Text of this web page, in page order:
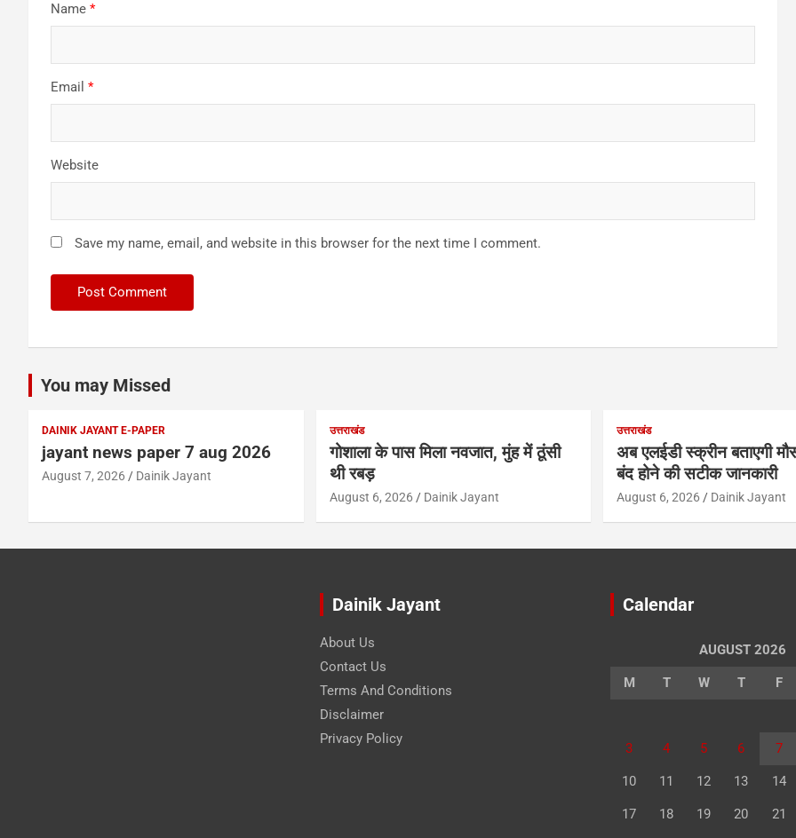
Name *
Email *
Website
Save my name, email, and website in this browser for the next time I comment.
You may Missed
DAINIK JAYANT E-PAPER
jayant news paper 7 aug 2026
August 7, 2026 Dainik Jayant
उत्तराखंड
गोशाला के पास मिला नवजात, मुंह में ठूंसी
थी रबड़
August 6, 2026 Dainik Jayant
उत्तराखंड
अब एलईडी स्क्रीन बताएगी
बंद होने की सटीक जानकारी
August 6, 2026 Dainik Jayant
Dainik Jayant
About Us
Contact Us
Terms And Conditions
Disclaimer
Privacy Policy
Calendar
AUGUST 2026
M T W T F
3 4 5 6 7
10 11 12 13 14
17 18 19 20 21